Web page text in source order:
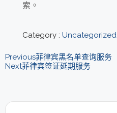
索。
Category : Uncategorized
Previous菲律宾黑名单查询服务
Next菲律宾签证延期服务